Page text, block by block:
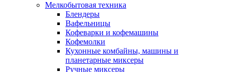
Мелкобытовая техника
Блендеры
Вафельницы
Кофеварки и кофемашины
Кофемолки
Кухонные комбайны, машины и
планетарные миксеры
Ручные миксеры